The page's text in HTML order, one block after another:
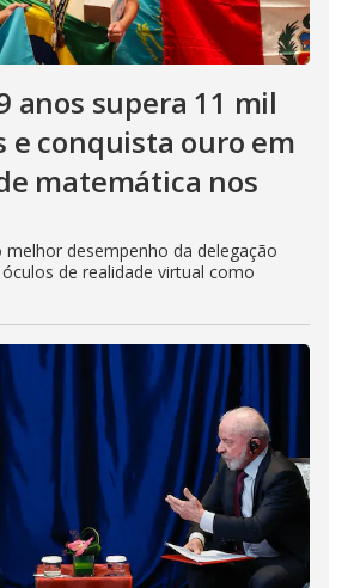
anos supera 11 mil
e conquista ouro em
matemática nos
melhor desempenho da delegação
de realidade virtual como